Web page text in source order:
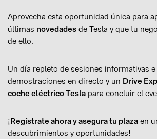
Current Vacancies
Aprovecha esta oportunidad única para
últimas novedades de Tesla y que tu
de ello.
Un día repleto de sesiones informativas
demostraciones en directo y un Drive
coche eléctrico Tesla para concluir el
¡Regístrate ahora y asegura tu plaza en
descubrimientos y oportunidades!